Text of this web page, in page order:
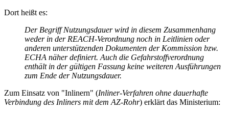
Dort heißt es:
Der Begriff Nutzungsdauer wird in diesem Zusammenhang
weder in der REACH-Verordnung noch in Leitlinien oder
anderen unterstützenden Dokumenten der Kommission bzw.
ECHA näher definiert. Auch die Gefahrstoffverordnung
enthält in der gültigen Fassung keine weiteren Ausführungen
zum Ende der Nutzungsdauer.
Zum Einsatz von "Inlinern" (Inliner-Verfahren ohne dauerhafte
Verbindung des Inliners mit dem AZ-Rohr) erklärt das Ministerium: